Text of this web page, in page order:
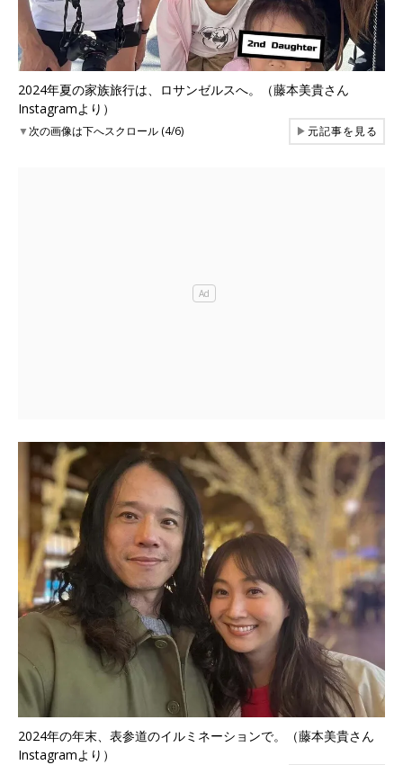
2024年夏の家族旅行は、ロサンゼルスへ。（藤本美貴さん
Instagramより）
▼次の画像は下へスクロール (4/6) ▶元記事を見る
2024年の年末、表参道のイルミネーションで。（藤本美貴さん
Instagramより）